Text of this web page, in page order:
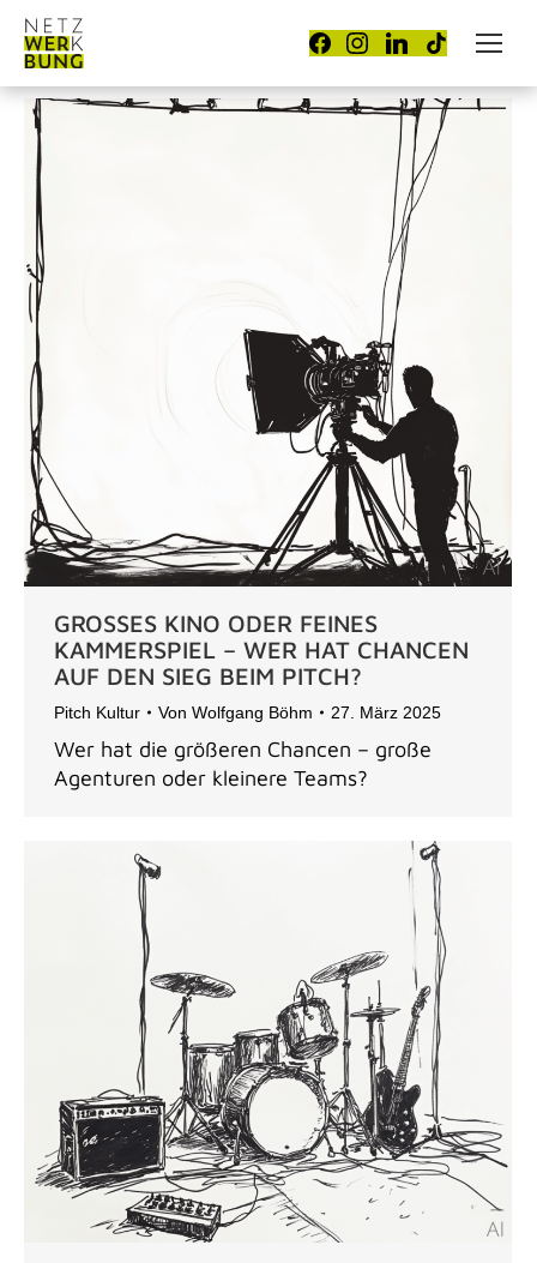
GROSSES KINO ODER FEINES
KAMMERSPIEL – WER HAT CHANCEN
AUF DEN SIEG BEIM PITCH?
Pitch Kultur Von Wolfgang Böhm 27. März 2025
Wer hat die größeren Chancen – große
Agenturen oder kleinere Teams?